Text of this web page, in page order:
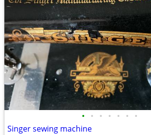
• • • • • • •
Singer sewing machine